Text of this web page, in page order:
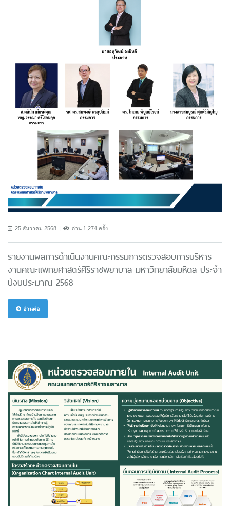
25 ธันวาคม 2568 อ่าน 1,274 ครั้ง
รายงานผลการดำเนินงานคณะกรรมการตรวจสอบการบริหาร
งานคณะแพทยศาสตร์ศิริราชพยาบาล มหาวิทยาลัยมหิดล ประจำ
ปีงบประมาณ 2568
อ่านต่อ